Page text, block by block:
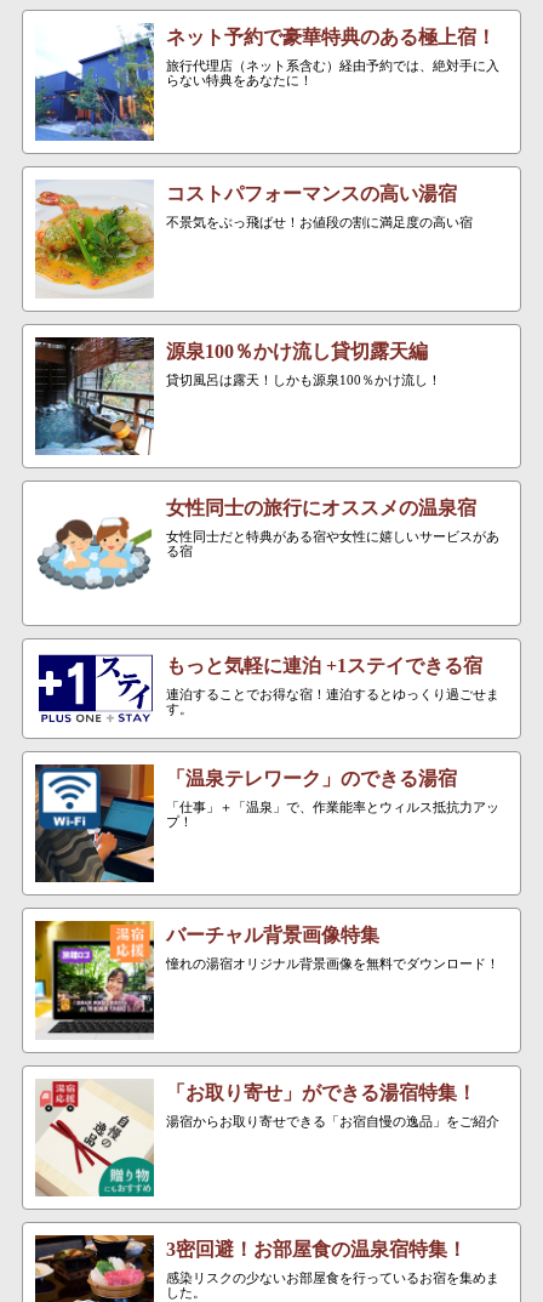
ネット予約で豪華特典のある極上宿！
旅行代理店（ネット系含む）経由予約では、絶対手に入
らない特典をあなたに！
コストパフォーマンスの高い湯宿
不景気をぶっ飛ばせ！お値段の割に満足度の高い宿
源泉100％かけ流し貸切露天編
貸切風呂は露天！しかも源泉100％かけ流し！
女性同士の旅行にオススメの温泉宿
女性同士だと特典がある宿や女性に嬉しいサービスがあ
る宿
もっと気軽に連泊 +1ステイできる宿
連泊することでお得な宿！連泊するとゆっくり過ごせま
す。
「温泉テレワーク」のできる湯宿
「仕事」＋「温泉」で、作業能率とウィルス抵抗力アッ
プ！
バーチャル背景画像特集
憧れの湯宿オリジナル背景画像を無料でダウンロード！
「お取り寄せ」ができる湯宿特集！
湯宿からお取り寄せできる「お宿自慢の逸品」をご紹介
3密回避！お部屋食の温泉宿特集！
感染リスクの少ないお部屋食を行っているお宿を集めま
した。